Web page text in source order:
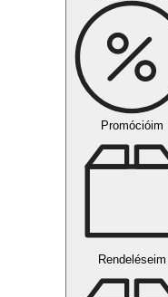
Promócióim
Rendeléseim